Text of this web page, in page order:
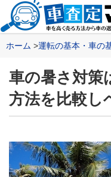
ホーム 運転の基本・車の
車の暑さ対策
方法を比較し